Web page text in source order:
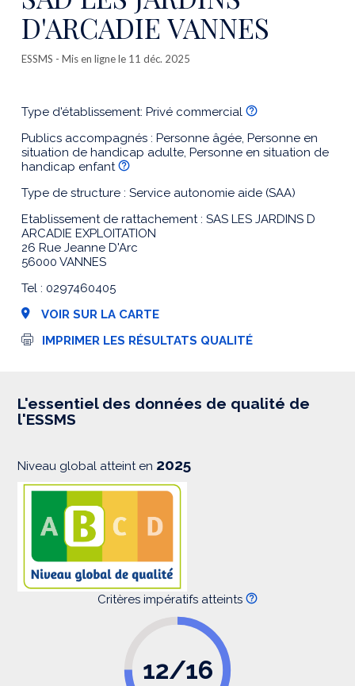
D'ARCADIE VANNES
ESSMS - Mis en ligne le 11 déc. 2025
Type d'établissement: Privé commercial
Publics accompagnés : Personne âgée, Personne en
situation de handicap adulte, Personne en situation de
handicap enfant
Type de structure : Service autonomie aide (SAA)
Etablissement de rattachement : SAS LES JARDINS D
ARCADIE EXPLOITATION
26 Rue Jeanne D'Arc
56000 VANNES
Tel : 0297460405
VOIR SUR LA CARTE
I
s
i
IMPRIMER LES RÉSULTATS QUALITÉ
L'essentiel des données de qualité de
l'ESSMS
Niveau global atteint en 2025
Critères impératifs atteints
12/16